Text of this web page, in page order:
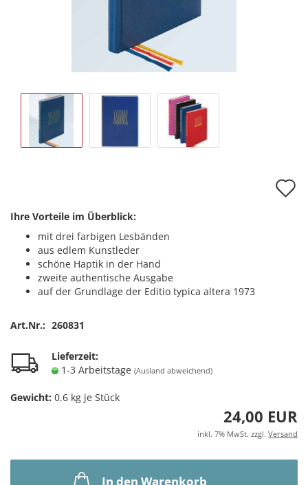
Ihre Vorteile im Überblick:
mit drei farbigen Lesbänden
aus edlem Kunstleder
schöne Haptik in der Hand
zweite authentische Ausgabe
auf der Grundlage der Editio typica altera 1973
Art.Nr.: 260831
Lieferzeit:
1-3 Arbeitstage (Ausland abweichend)
Gewicht: 0.6 kg je Stück
24,00 EUR
inkl. 7% MwSt. zzgl. Versand
In den Warenkorb